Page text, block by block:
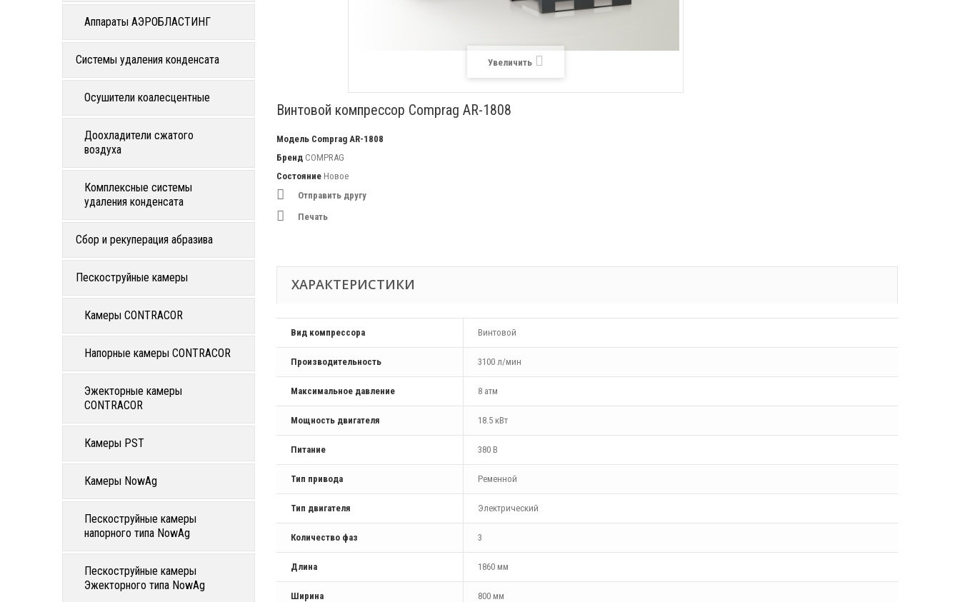
Аппараты АЭРОБЛАСТИНГ
Системы удаления конденсата
Осушители коалесцентные
Доохладители сжатого
воздуха
Комплексные системы
удаления конденсата
Сбор и рекуперация абразива
Пескоструйные камеры
Камеры CONTRACOR
Напорные камеры CONTRACOR
Эжекторные камеры
CONTRACOR
Камеры PST
Камеры NowAg
Пескоструйные камеры
напорного типа NowAg
Пескоструйные камеры
Эжекторного типа NowAg
Увеличить
Винтовой компрессор Comprag AR-1808
Модель Comprag AR-1808
Бренд COMPRAG
Состояние Новое
Отправить другу
Печать
ХАРАКТЕРИСТИКИ
Вид компрессора Винтовой
Производительность 3100 л/мин
Максимальное давление 8 атм
Мощность двигателя 18.5 кВт
Питание 380 В
Тип привода Ременной
Тип двигателя Электрический
Количество фаз 3
Длина 1860 мм
Ширина 800 мм